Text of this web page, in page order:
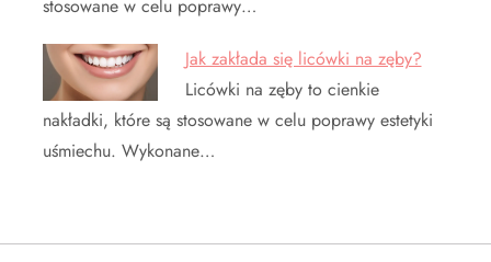
stosowane w celu poprawy…
Jak zakłada się licówki na zęby?
Licówki na zęby to cienkie
nakładki, które są stosowane w celu poprawy estetyki
uśmiechu. Wykonane…